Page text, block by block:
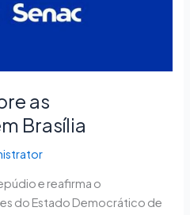
as
Brasília
e reafirma o
do Estado Democrático de